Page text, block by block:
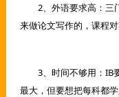
2、外语要求高：三
来做论文写作的，课程
3、时间不够用：IB
最大，但要想把每科都